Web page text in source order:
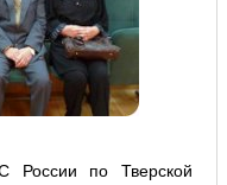
России по Тверской